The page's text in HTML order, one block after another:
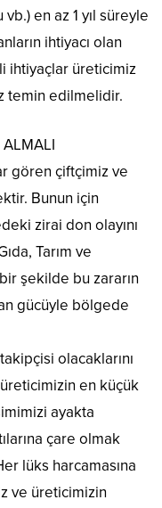
en az 1 yıl süreyle
ihtiyacı olan
ihtiyaçlar üreticimiz
temin edilmelidir.
ALMALI
gören çiftçimiz ve
Bunun için
zirai don olayını
Tarım ve
şekilde bu zararın
gücüyle bölgede
olacaklarını
en küçük
ayakta
çare olmak
lüks harcamasına
ve üreticimizin